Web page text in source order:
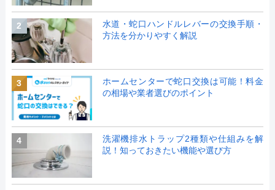
2
水道・蛇口ハンドルレバーの交換手順・
方法を分かりやすく解説
3
ホームセンターで蛇口交換は可能！料金
の相場や業者選びのポイント
4
洗濯機排水トラップ2種類や仕組みを解
説！知っておきたい機能や選び方